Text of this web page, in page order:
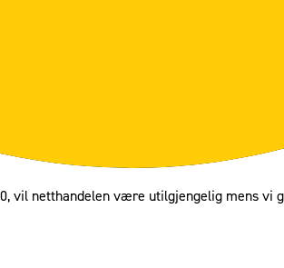
vil netthandelen være utilgjengelig mens